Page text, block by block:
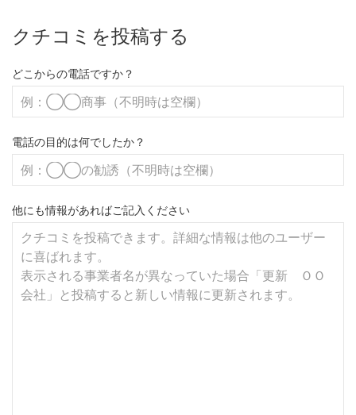
クチコミを投稿する
どこからの電話ですか？
電話の目的は何でしたか？
他にも情報があればご記入ください